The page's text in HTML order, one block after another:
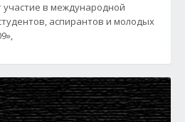
в международной
аспирантов и молодых